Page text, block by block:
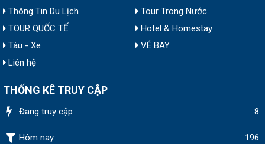
Thông Tin Du Lịch
Tour Trong Nước
TOUR QUỐC TẾ
Hotel & Homestay
Tàu - Xe
VÉ BAY
Liên hệ
THỐNG KÊ TRUY CẬP
Đang truy cập 8
Hôm nay
196